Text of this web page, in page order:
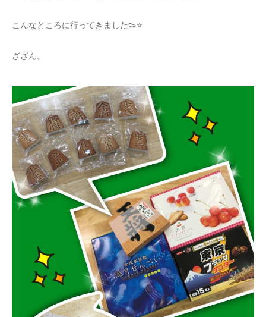
こんなところに行ってきました👟⭐️
ざざん。